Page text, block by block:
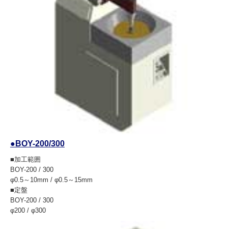
●BOY-200/300
■加工範囲
BOY-200 / 300
φ0.5～10mm / φ0.5～15mm
■定盤
BOY-200 / 300
φ200 / φ300